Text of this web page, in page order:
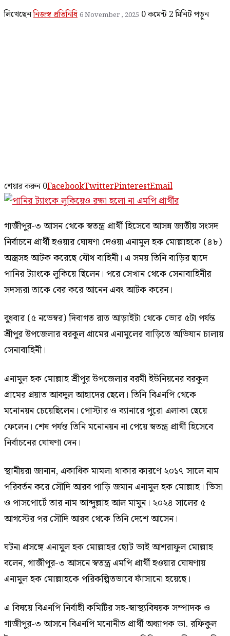
লিখেছেননিজস্ব প্রতিনিধি6 November , 2025 0 কমেন্ট 2 মিনিট পড়ুন
শেয়ার করুন 0FacebookTwitterPinterestEmail
গাজীপুর-৩ আসন থেকে স্বতন্ত্র প্রার্থী হিসেবে আসন্ন জাতীয় সংসদ
নির্বাচনে প্রার্থী হওয়ার ঘোষণা দেওয়া এনামুল হক মোল্লাহকে (৪৮)
অস্ত্রসহ আটক করেছে যৌথ বাহিনী। এ সময় তিনি বাড়ির ছাদে
পানির ট্যাংকে লুকিয়ে ছিলেন। পরে সেখান থেকে সেনাবাহিনীর
সদস্যরা তাকে বের করে আনেন এবং আটক করেন।
বুধবার (৫ নভেম্বর) দিবাগত রাত আড়াইটা থেকে ভোর ৫টা পর্যন্ত
শ্রীপুর উপজেলার বরকুল গ্রামের এনামুলের বাড়িতে অভিযান চালায়
সেনাবাহিনী।
এনামুল হক মোল্লাহ শ্রীপুর উপজেলার বরমী ইউনিয়নের বরকুল
গ্রামের প্রয়াত আবদুল আহাদের ছেলে। তিনি বিএনপি থেকে
মনোনয়ন চেয়েছিলেন। পোস্টার ও ব্যানারে পুরো এলাকা ছেয়ে
ফেলেন। শেষ পর্যন্ত তিনি মনোনয়ন না পেয়ে স্বতন্ত্র প্রার্থী হিসেবে
নির্বাচনের ঘোষণা দেন।
স্থানীয়রা জানান, একাধিক মামলা থাকার কারণে ২০১৭ সালে নাম
পরিবর্তন করে সৌদি আরব পাড়ি জমান এনামুল হক মোল্লাহ। ভিসা
ও পাসপোর্টে তার নাম আব্দুল্লাহ আল মামুন। ২০২৪ সালের ৫
আগস্টের পর সৌদি আরব থেকে তিনি দেশে আসেন।
ঘটনা প্রসঙ্গে এনামুল হক মোল্লাহর ছোট ভাই আশরাফুল মোল্লাহ
বলেন, গাজীপুর-৩ আসনে স্বতন্ত্র এমপি প্রার্থী হওয়ার ঘোষণায়
এনামুল হক মোল্লাহকে পরিকল্পিতভাবে ফাঁসানো হয়েছে।
এ বিষয়ে বিএনপি নির্বাহী কমিটির সহ-স্বাস্থ্যবিষয়ক সম্পাদক ও
গাজীপুর-৩ আসনে বিএনপি মনোনীত প্রার্থী অধ্যাপক ডা. রফিকুল